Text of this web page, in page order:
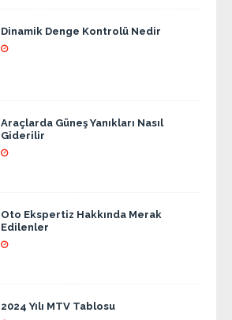
Dinamik Denge Kontrolü Nedir
Araçlarda Güneş Yanıkları Nasıl
Giderilir
Oto Ekspertiz Hakkında Merak
Edilenler
2024 Yılı MTV Tablosu